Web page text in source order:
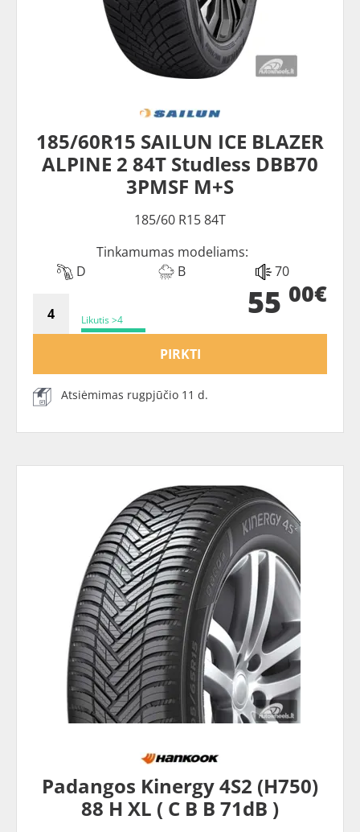
185/60R15 SAILUN ICE BLAZER
ALPINE 2 84T Studless DBB70
3PMSF M+S
185/60 R15 84T
Tinkamumas modeliams:
D
B 70
Likutis >4 55 00€
PIRKTI
Atsiėmimas rugpjūčio 11 d.
Padangos Kinergy 4S2 (H750)
88 H XL ( C B B 71dB )